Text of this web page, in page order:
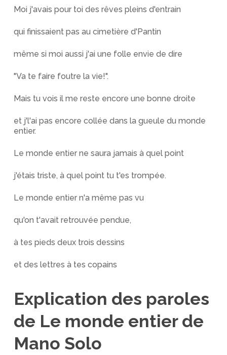
Moi j'avais pour toi des rêves pleins d'entrain
qui finissaient pas au cimetière d'Pantin
même si moi aussi j'ai une folle envie de dire
"Va te faire foutre la vie!".
Mais tu vois il me reste encore une bonne droite
et j'l'ai pas encore collée dans la gueule du monde
entier.
Le monde entier ne saura jamais à quel point
j'étais triste, à quel point tu t'es trompée.
Le monde entier n'a même pas vu
qu'on t'avait retrouvée pendue,
à tes pieds deux trois dessins
et des lettres à tes copains
Explication des paroles
de Le monde entier de
Mano Solo